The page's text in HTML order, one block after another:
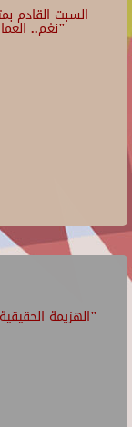
السبت القادم
"نغم..
"الهزيمة